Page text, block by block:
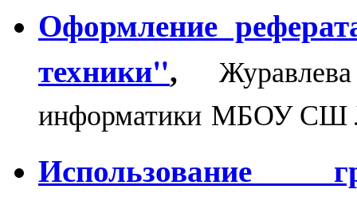
Оформление
техники",
информатики МБОУ